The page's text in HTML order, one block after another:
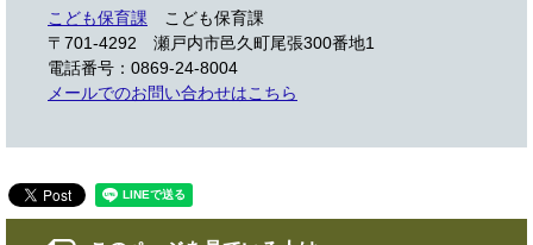
こども保育課
こども保育課
〒701-4292
瀬戸内市邑久町尾張300番地1
電話番号：0869-24-8004
メールでのお問い合わせはこちら